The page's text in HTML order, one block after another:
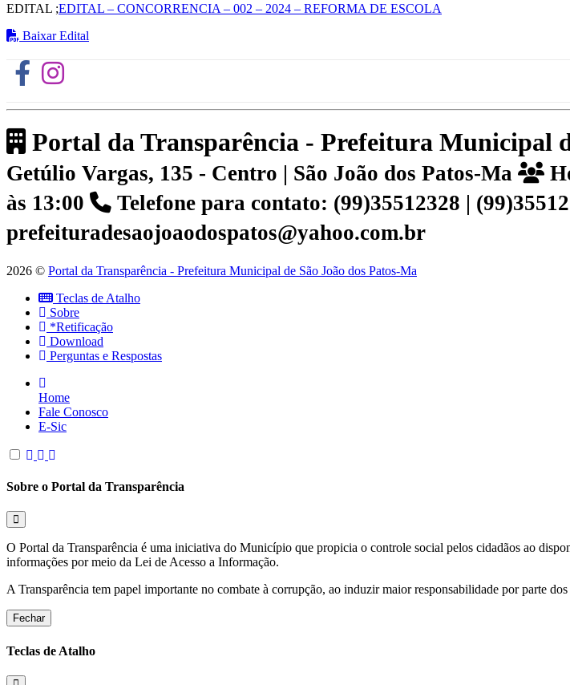
EDITAL ;EDITAL – CONCORRENCIA – 002 – 2024 – REFORMA DE ESCOLA
Baixar Edital
Portal da Transparência - Prefeitura Municipal
Getúlio Vargas, 135 - Centro | São João dos Patos-Ma
às 13:00
Telefone para contato: (99)35512328 |
prefeituradesaojoaodospatos@yahoo.com.br
2026 © Portal da Transparência - Prefeitura Municipal de São João dos Patos-Ma
Teclas de Atalho
Sobre
*Retificação
Download
Perguntas e Respostas
Home
Fale Conosco
E-Sic
Sobre o Portal da Transparência
O Portal da Transparência é uma iniciativa do Município que propicia o controle social pelos cidadãos ao
informações por meio da Lei de Acesso a Informação.
A Transparência tem papel importante no combate à corrupção, ao induzir maior responsabilidade por parte
Fechar
Teclas de Atalho